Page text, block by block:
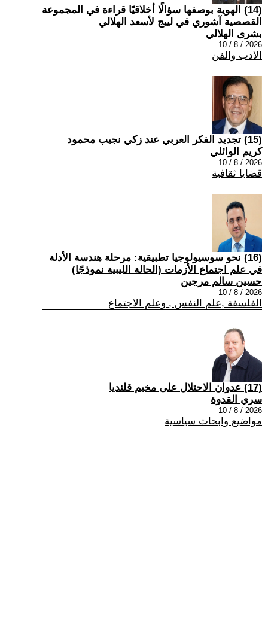
(14) الهوية بوصفها سؤالًا أخلاقيًا قراءة في المجموعة
القصصية آشوري في لييج لأسعد الهلالي
بشرى الهلالي
2026 / 8 / 10
الادب والفن
(15) تجديد الفكر العربي عند زكي نجيب محمود
كريم الوائلي
2026 / 8 / 10
قضايا ثقافية
(16) نحو سوسيولوجيا تطبيقية: مرحلة هندسة الأدلة
في علم اجتماع الأزمات (الحالة الليبية نموذجًا)
حسين سالم مرجين
2026 / 8 / 10
الفلسفة ,علم النفس , وعلم الاجتماع
(17) عدوان الاحتلال على مخيم قلنديا
سري القدوة
2026 / 8 / 10
مواضيع وابحاث سياسية